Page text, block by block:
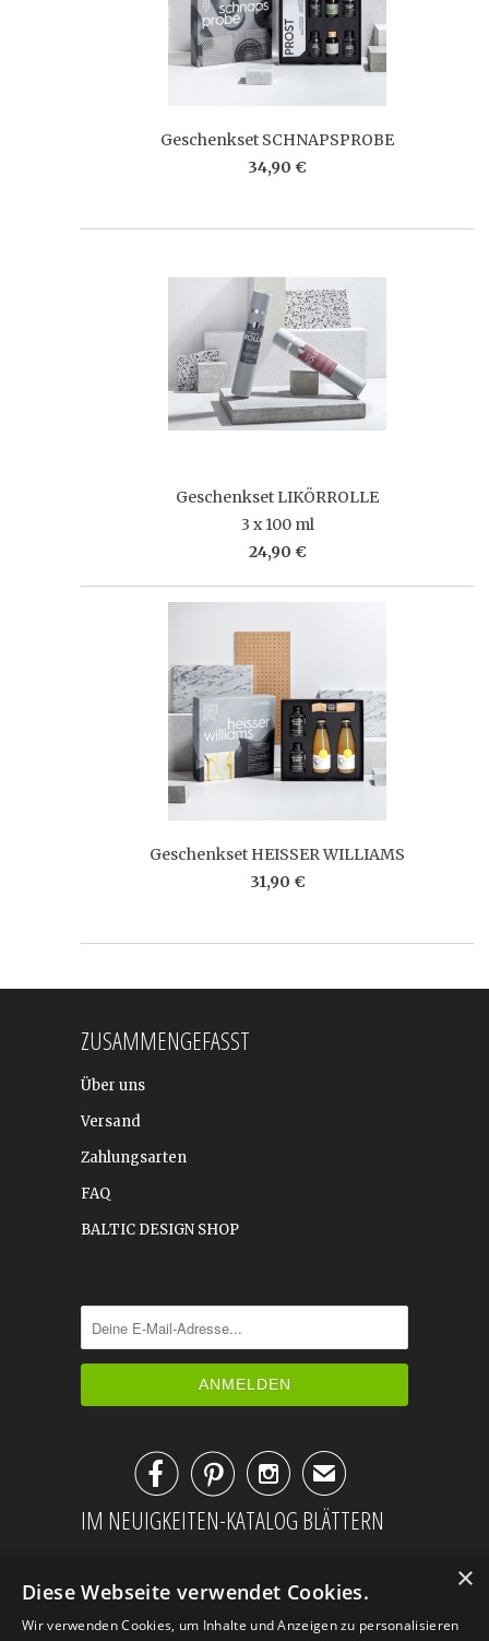
Geschenkset SCHNAPSPROBE
34,90 €
Geschenkset LIKÖRROLLE
3 x 100 ml
24,90 €
Geschenkset HEISSER WILLIAMS
31,90 €
ZUSAMMENGEFASST
Über uns
Versand
Zahlungsarten
FAQ
BALTIC DESIGN SHOP
✉
IM NEUIGKEITEN-KATALOG BLÄTTERN
×
Diese Webseite verwendet Cookies.
Wir verwenden Cookies, um Inhalte und Anzeigen zu personalisieren